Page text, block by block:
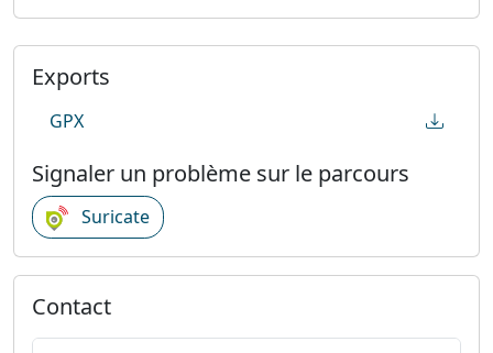
Exports
GPX
Signaler un problème sur le parcours
Suricate
Contact